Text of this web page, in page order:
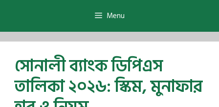
Menu
সোনালী ব্যাংক ডিপিএস
তালিকা ২০২৬: স্কিম, মুনাফার